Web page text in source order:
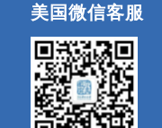
美国微信客服